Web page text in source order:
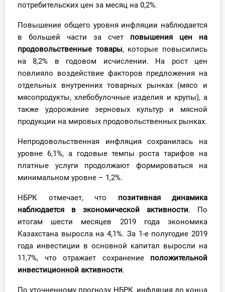
Практика ИП
Кадры. Труд. Зарплата.
Учет по отраслям
Юридический помощник
О Системе
Обучение
Тарифы
потребительских цен за месяц на 0,2%.
Повышение общего уровня инфляции наблюдается
в большей части за счет повышения цен на
продовольственные товары, которые повысились
на 8,2% в годовом исчислении. На рост цен
повлияло воздействие факторов предложения на
отдельных внутренних товарных рынках (мясо и
мясопродукты, хлебобулочные изделия и крупы), а
также удорожание зерновых культур и мясной
продукции на мировых продовольственных рынках.
Непродовольственная инфляция сохранилась на
уровне 6,1%, а годовые темпы роста тарифов на
платные услуги продолжают формироваться на
минимальном уровне – 1,2%.
НБРК отмечает, что позитивная динамика
наблюдается в экономической активности. По
итогам шести месяцев 2019 года экономика
Казахстана выросла на 4,1%. За 1-е полугодие 2019
года инвестиции в основной капитал выросли на
11,7%, что отражает сохранение положительной
инвестиционной активности.
По уточненному прогнозу НБРК, инфляция до конца